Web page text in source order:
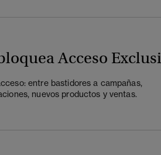
Acceso
entre bastidores a campañas,
nuevos productos y ventas.